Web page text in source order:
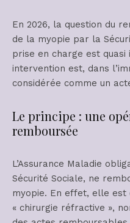
En 2026, la question du
de la myopie par la
prise en charge est quasi
intervention est, dans
considérée comme un
Le principe : une
remboursée
L’Assurance Maladie
Sécurité Sociale, ne
myopie. En effet, elle est
« chirurgie réfractive »,